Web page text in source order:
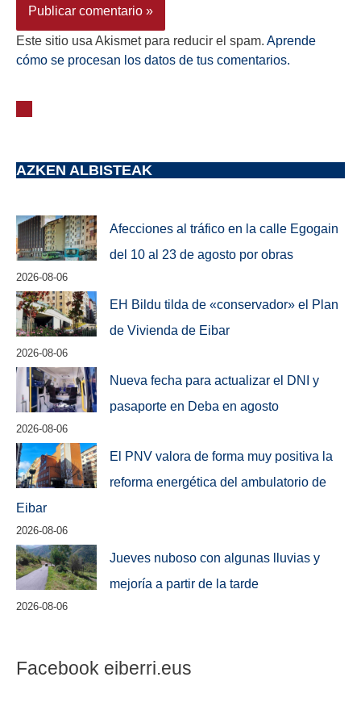
Este sitio usa Akismet para reducir el spam. Aprende
cómo se procesan los datos de tus comentarios.
AZKEN ALBISTEAK
Afecciones al tráfico en la calle Egogain
del 10 al 23 de agosto por obras
2026-08-06
EH Bildu tilda de «conservador» el Plan
de Vivienda de Eibar
2026-08-06
Nueva fecha para actualizar el DNI y
pasaporte en Deba en agosto
2026-08-06
El PNV valora de forma muy positiva la
reforma energética del ambulatorio de
Eibar
2026-08-06
Jueves nuboso con algunas lluvias y
mejoría a partir de la tarde
2026-08-06
Facebook eiberri.eus